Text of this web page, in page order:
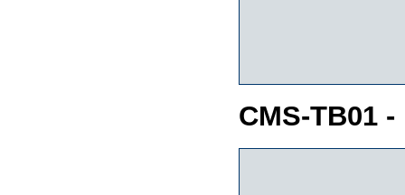
CMS-TB01